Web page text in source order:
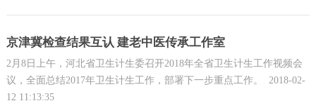
京津冀检查结果互认 建老中医传承工作室
2月8日上午，河北省卫生计生委召开2018年全省卫生计生工作视频会
议，全面总结2017年卫生计生工作，部署下一步重点工作。
2018-02-
12 11:13:35